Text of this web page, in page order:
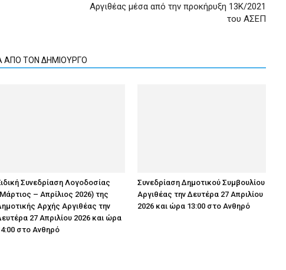
Αργιθέας μέσα από την προκήρυξη 13Κ/2021
του ΑΣΕΠ
ΑΠΟ ΤΟΝ ΔΗΜΙΟΥΡΓΟ
Συνεδρίαση Λογοδοσίας
– Απρίλιος 2026) της
Αρχής Αργιθέας την
27 Απριλίου 2026 και ώρα
στο Ανθηρό
Συνεδρίαση Δημοτικού Συμβουλίου
Αργιθέας την Δευτέρα 27 Απριλίου
2026 και ώρα 13:00 στο Ανθηρό